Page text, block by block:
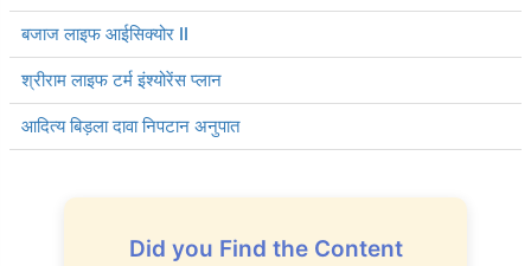
बजाज लाइफ आईसिक्योर II
श्रीराम लाइफ टर्म इंश्योरेंस प्लान
आदित्य बिड़ला दावा निपटान अनुपात
Did you Find the Content